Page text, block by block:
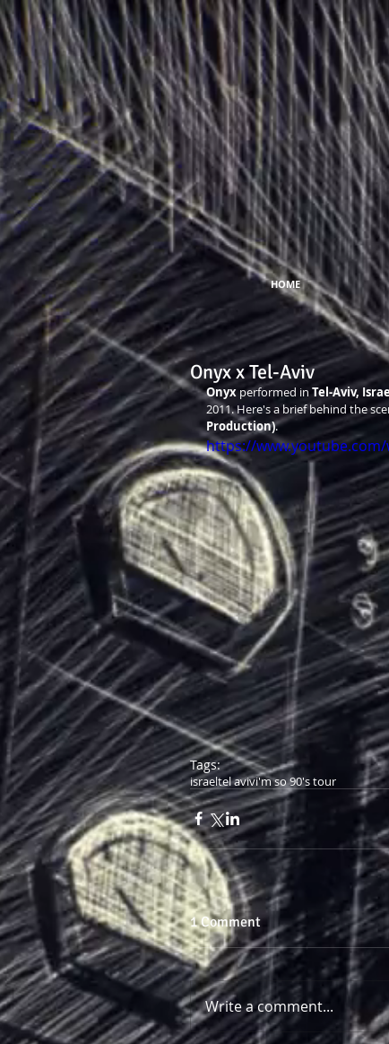
HOME
Onyx x Tel-Aviv
Onyx performed in Tel-Aviv,
2011. Here's a brief behind the
Production).
https://www.youtube.com/
Tags:
israeltel avivi'm so 90's tour
1 Comment
Write a comment...